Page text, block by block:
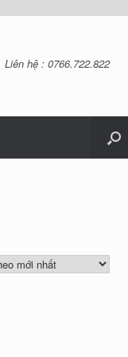
Liên hệ : 0766.722.822